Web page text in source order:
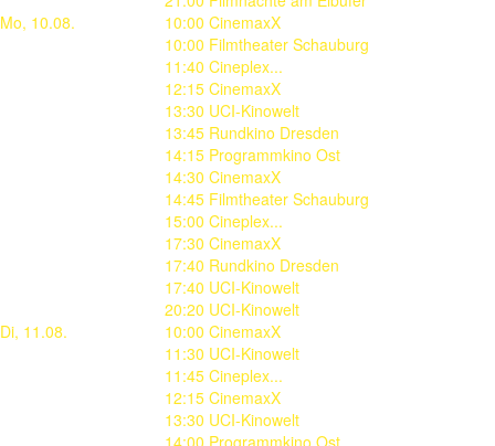
Mo, 10.08.
10:00 CinemaxX
10:00 Filmtheater Schauburg
11:40 Cineplex...
12:15 CinemaxX
13:30 UCI-Kinowelt
13:45 Rundkino Dresden
14:15 Programmkino Ost
14:30 CinemaxX
14:45 Filmtheater Schauburg
15:00 Cineplex...
17:30 CinemaxX
17:40 Rundkino Dresden
17:40 UCI-Kinowelt
20:20 UCI-Kinowelt
Di, 11.08.
10:00 CinemaxX
11:30 UCI-Kinowelt
11:45 Cineplex...
12:15 CinemaxX
13:30 UCI-Kinowelt
14:00 Programmkino Ost